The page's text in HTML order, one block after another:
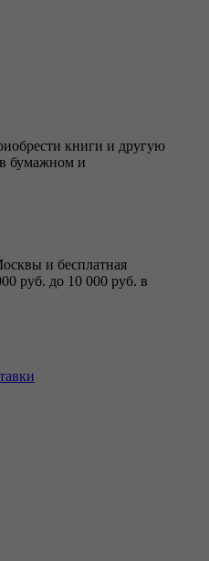
книги и другую
бумажном и
и бесплатная
руб. до 10 000 руб. в